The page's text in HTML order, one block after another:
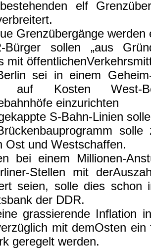
elf
Grenzübergänge werden
sollen „aus
mit
sei in einem
auf Kosten West-
einzurichten
S-Bahn-Linien
solle
Ost und Westschaffen.
bei einem Millionen-
Stellen mit
seien, solle dies schon
der DDR.
grassierende Inflation
mit demOsten
geregelt werden.